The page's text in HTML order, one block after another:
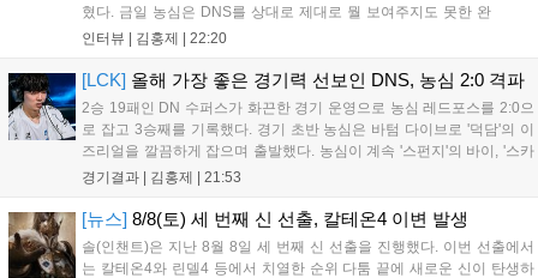
혔다. 금일 농심은 DNS를 상대로 제대로 뭘 보여주지도 못한 완
패를 당하고 말았다. 이하 농심 레드포스 최인규 감독과 '리헨즈'
인규 감독 : 모든 경...
인터뷰 | 김홍제 22:20
[LCK] 올해 가장 좋은 경기력 선보인 DNS, 농심 2:0 격파
2승 19패인 DN 수퍼스가 화끈한 경기 운영으로 농심 레드포스를 2:0으
로 잡고 3승째를 기록했다. 경기 초반 농심은 바텀 다이브로 '덕담'의 이
즈리얼을 깔끔하게 잡으며 출발했다. 농심이 계속 '스펀지'의 바이, '스카
웃'의 신드라가 맹활약하며 초반부터 잡은 주도권을 계속 잘 굴렸다.
었...
경기결과 | 김홍제 21:53
[뉴스] 8/8(토) 세 번째 신 선출, 칼테온4 이변 발생
솔(인챈트)은 지난 8월 8일 세 번째 신 선출을 진행했다. 이번 선출에서
는 칼테온4와 린델4 등에서 치열한 순위 다툼 끝에 새로운 신이 탄생하